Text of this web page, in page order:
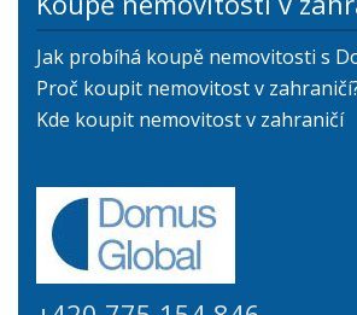
Jak probíhá koupě nemovitosti s
Proč koupit nemovitost v
Kde koupit nemovitost v zahraničí